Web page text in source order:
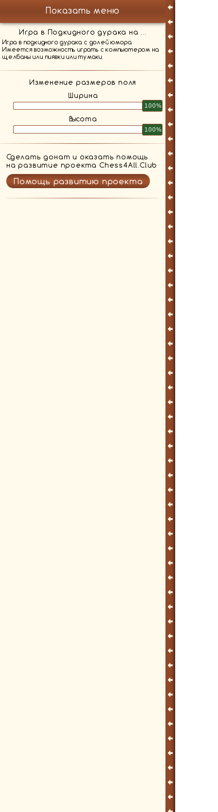
Показать меню
Игра в Подкидного дурака на ...
Игра в подкидного дурака с долей юмора.
Имеется возможность играть с компьютером на
щелбаны или пиявки или тумаки.
Изменение размеров поля
Ширина
100%
Высота
100%
Сделать донат и оказать помощь
на развитие проекта Chess4All.Club
Помощь развитию проекта